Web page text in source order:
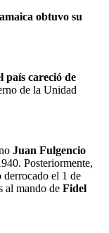
obtuvo su
país careció de
de la Unidad
Juan Fulgencio
Posteriormente,
derrocado el 1 de
al mando de Fidel